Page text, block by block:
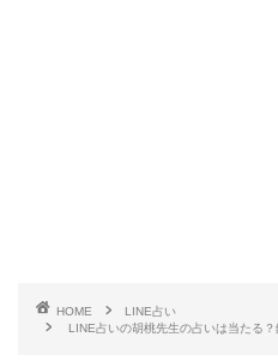
HOME
LINE占い
LINE占いの胡桃先生の占いは当たる？